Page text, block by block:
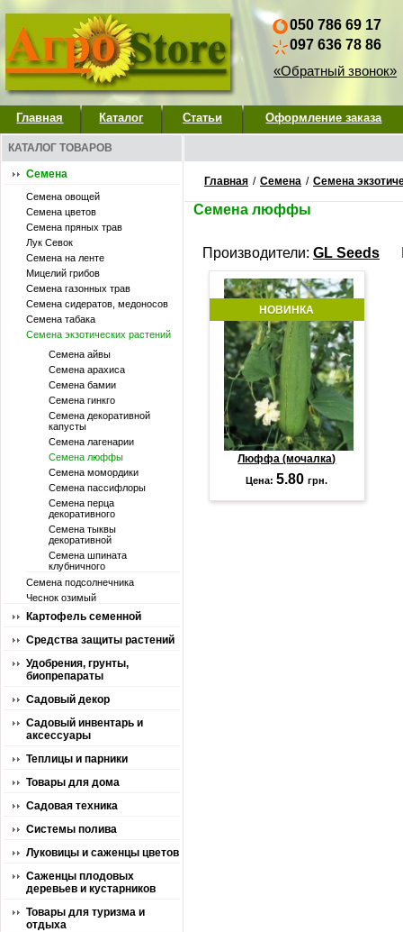
050 786 69 17
097 636 78 86
«Обратный звонок»
Главная Каталог Статьи Оформление заказа
КАТАЛОГ ТОВАРОВ
Семена
Семена овощей
Семена цветов
Семена пряных трав
Лук Севок
Семена на ленте
Мицелий грибов
Семена газонных трав
Семена сидератов, медоносов
Семена табака
Семена экзотических растений
Семена айвы
Семена арахиса
Семена бамии
Семена гинкго
Семена декоративной
капусты
Семена лагенарии
Семена люффы
Семена момордики
Семена пассифлоры
Семена перца
декоративного
Семена тыквы
декоративной
Семена шпината
клубничного
Семена подсолнечника
Чеснок озимый
Картофель семенной
Средства защиты растений
Удобрения, грунты,
биопрепараты
Садовый декор
Садовый инвентарь и
аксессуары
Теплицы и парники
Товары для дома
Садовая техника
Системы полива
Луковицы и саженцы цветов
Саженцы плодовых
деревьев и кустарников
Товары для туризма и
отдыха
Главная / Семена / Семена
Семена люффы
Производители: GL Seeds
НОВИНКА
Люффа (мочалка)
Цена:5.80грн.